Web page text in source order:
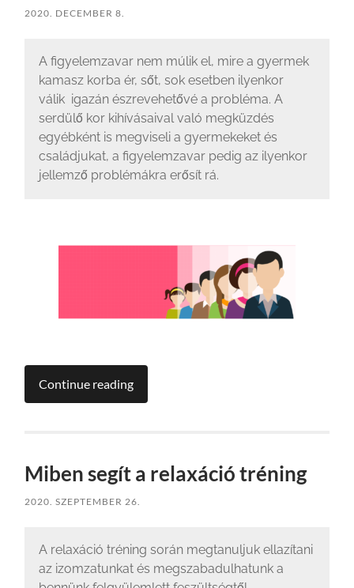
2020. DECEMBER 8.
A figyelemzavar nem múlik el, mire a gyermek
kamasz korba ér, sőt, sok esetben ilyenkor
válik igazán észrevehetővé a probléma. A
serdülő kor kihívásaival való megküzdés
egyébként is megviseli a gyermekeket és
családjukat, a figyelemzavar pedig az ilyenkor
jellemző problémákra erősít rá.
Continue reading
Miben segít a relaxáció tréning
2020. SZEPTEMBER 26.
A relaxáció tréning során megtanuljuk ellazítani
az izomzatunkat és megszabadulhatunk a